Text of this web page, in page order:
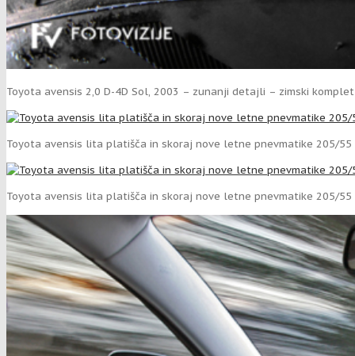
Toyota avensis 2,0 D-4D Sol, 2003 – zunanji detajli – zimski
Toyota avensis lita platišča in skoraj nove letne pnevmatike 205/55
Toyota avensis lita platišča in skoraj nove letne pnevmatike 205/55